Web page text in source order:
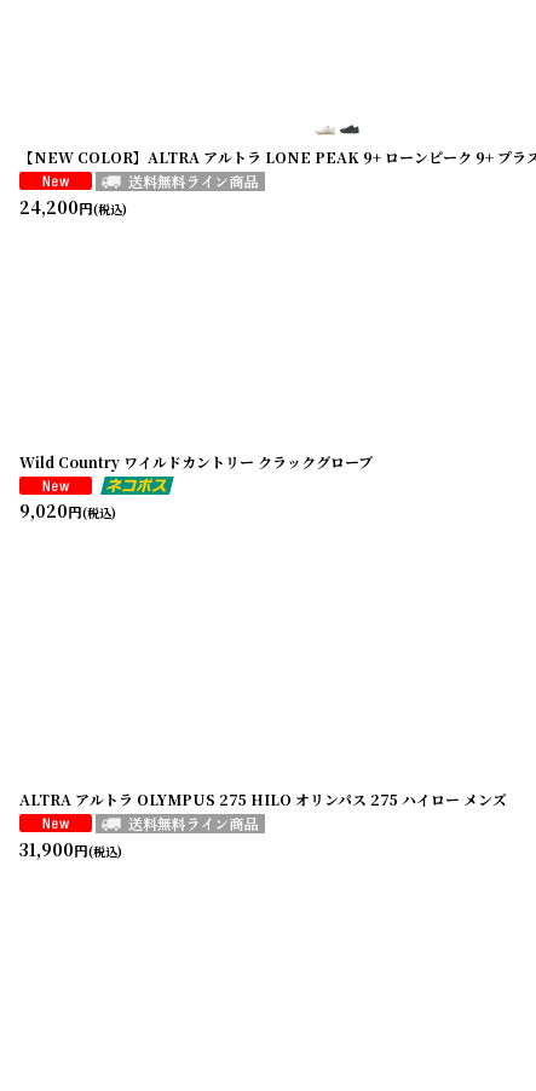
【NEW COLOR】ALTRA アルトラ LONE PEAK 9+ ローンピーク 9+ プ
24,200円(税込)
Wild Country ワイルドカントリー クラックグローブ
9,020円(税込)
ALTRA アルトラ OLYMPUS 275 HILO オリンパス 275 ハイロー メンズ
31,900円(税込)